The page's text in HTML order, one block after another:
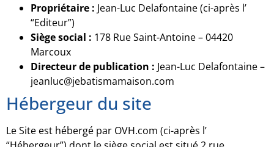
Propriétaire : Jean-Luc Delafontaine (ci-après l’
“Editeur”)
Siège social : 178 Rue Saint-Antoine – 04420
Marcoux
Directeur de publication : Jean-Luc Delafontaine –
jeanluc@jebatismamaison.com
Hébergeur du site
Le Site est hébergé par OVH.com (ci-après l’